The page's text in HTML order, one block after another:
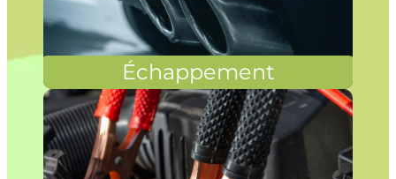
Échappement